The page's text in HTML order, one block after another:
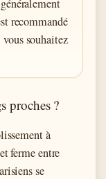
recommandé
souhaitez
proches ?
à
ferme entre
se